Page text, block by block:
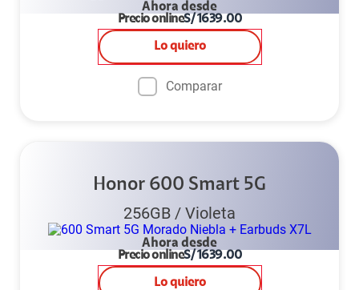
Ahora desde
Precio onlineS/1639.00
Lo quiero
Comparar
Honor 600 Smart 5G
256GB / Violeta
Ahora desde
Precio onlineS/1639.00
Lo quiero